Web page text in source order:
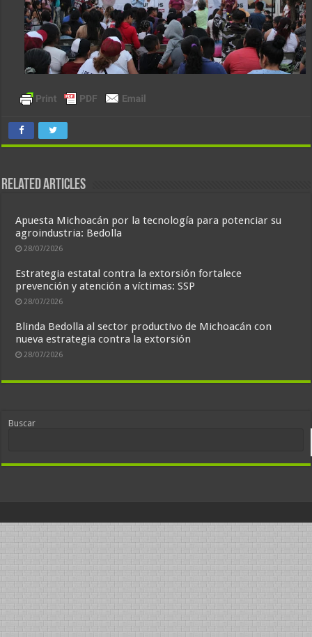
Related Articles
Apuesta Michoacán por la tecnología para potenciar su
agroindustria: Bedolla
28/07/2026
Estrategia estatal contra la extorsión fortalece
prevención y atención a víctimas: SSP
28/07/2026
Blinda Bedolla al sector productivo de Michoacán con
nueva estrategia contra la extorsión
28/07/2026
Buscar